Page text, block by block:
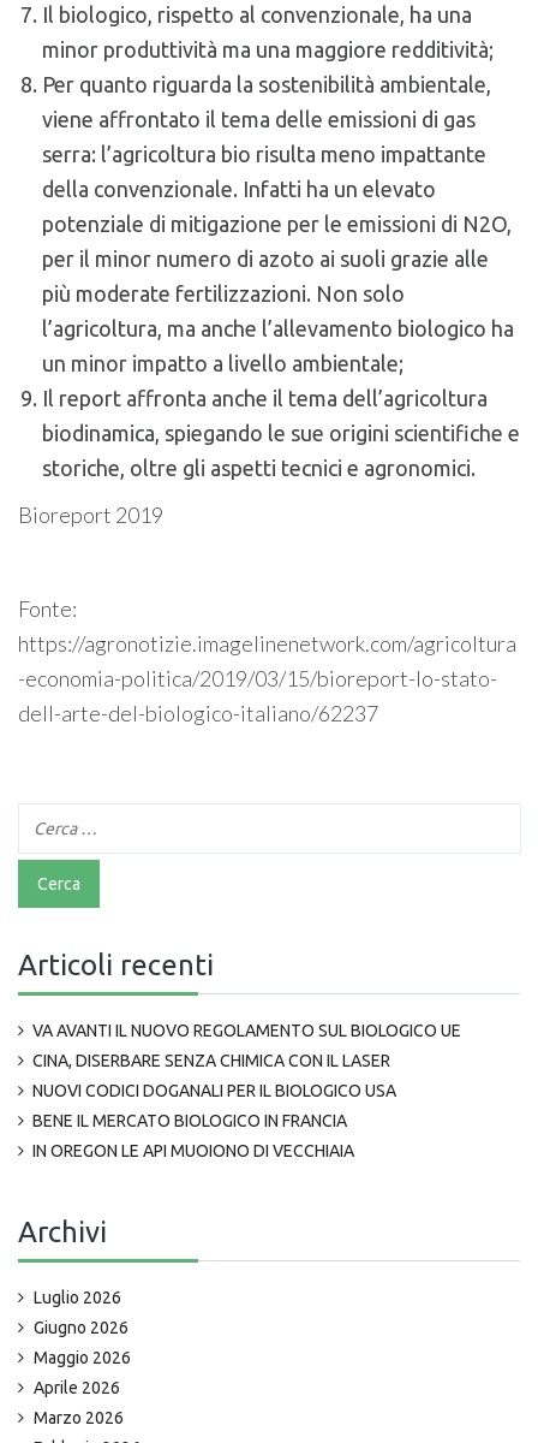
Il biologico, rispetto al convenzionale, ha una
minor produttività ma una maggiore redditività;
Per quanto riguarda la sostenibilità ambientale,
viene affrontato il tema delle emissioni di gas
serra: l’agricoltura bio risulta meno impattante
della convenzionale. Infatti ha un elevato
potenziale di mitigazione per le emissioni di N2O,
per il minor numero di azoto ai suoli grazie alle
più moderate fertilizzazioni. Non solo
l’agricoltura, ma anche l’allevamento biologico ha
un minor impatto a livello ambientale;
Il report affronta anche il tema dell’agricoltura
biodinamica, spiegando le sue origini scientifiche e
storiche, oltre gli aspetti tecnici e agronomici.
Bioreport 2019
Fonte:
https://agronotizie.imagelinenetwork.com/agricoltura
-economia-politica/2019/03/15/bioreport-lo-stato-
dell-arte-del-biologico-italiano/62237
Articoli recenti
VA AVANTI IL NUOVO REGOLAMENTO SUL BIOLOGICO UE
CINA, DISERBARE SENZA CHIMICA CON IL LASER
NUOVI CODICI DOGANALI PER IL BIOLOGICO USA
BENE IL MERCATO BIOLOGICO IN FRANCIA
IN OREGON LE API MUOIONO DI VECCHIAIA
Archivi
Luglio 2026
Giugno 2026
Maggio 2026
Aprile 2026
Marzo 2026